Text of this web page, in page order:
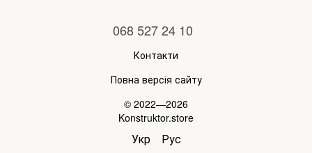
068 527 24 10
Контакти
Повна версія сайту
© 2022—2026
Konstruktor.store
Укр Рус